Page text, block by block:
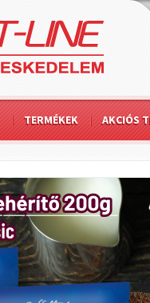
TERMÉKEK AKCIÓS